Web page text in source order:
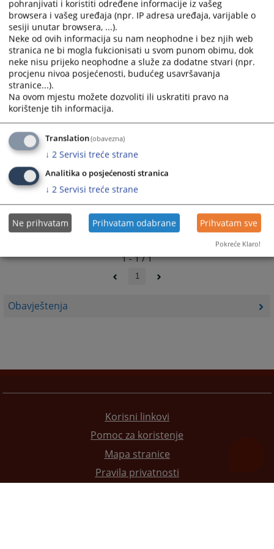
Obavještenja
and
select
a
date.
Press
the
question
mark
to
get
the
keyboard
shortcuts
changing
dates.
and
select
a
date.
Press
the
question
mark
get
the
keyboard
shortcuts
changing
dates.
1 - 1 / 1
1
Korisni linkovi
Pomoc za koristenje
Mapa stranice
Pravila privatnosti
pohranjivati i koristiti određene informacije iz vašeg
browsera i vašeg uređaja (npr. IP adresa uređaja, varijable o
sesiji unutar browsera, ...).
Neke od ovih informacija su nam neophodne i bez njih web
stranica ne bi mogla fukcionisati u svom punom obimu, dok
neke nisu prijeko neophodne a služe za dodatne stvari (npr.
procjenu nivoa posjećenosti, budućeg usavršavanja
stranice...).
Na ovom mjestu možete dozvoliti ili uskratiti pravo na
korištenje tih informacija.
Translation(obavezna)
↓ 2 Servisi treće strane
Analitika o posjećenosti stranica
↓ 2 Servisi treće strane
Ne prihvatam Prihvatam odabrane Prihvatam sve
Pokreće Klaro!